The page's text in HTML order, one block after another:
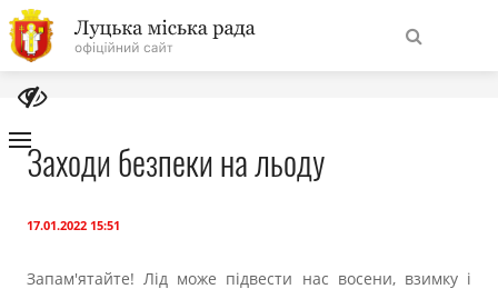
На
головну
Міська влада
Заходи безпеки на льоду
17.01.2022 15:51
Запам'ятайте! Лід може підвести нас восени, взимку і